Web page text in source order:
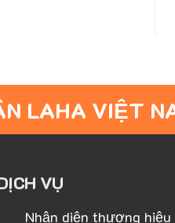
LAHA VIỆT
VỤ
Nhận diện thương hiệu